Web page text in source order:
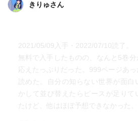
きりゅさん
2021/05/09入手・2022/07/10読了。
無料で入手したものの、なんと5巻
応えたっぷりだった。999ページあ
読めた。自分の知らない世界が面白
かして並び替えたらピースが足りて
たけど、他はほぼ予想できなかった。